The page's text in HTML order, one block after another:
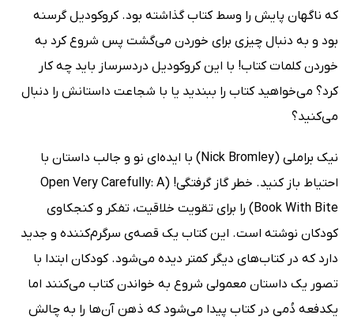
که ناگهان پایش را وسط کتاب گذاشته بود. کروکودیل گرسنه
بود و به دنبال چیزی برای خوردن می‌گشت پس شروع کرد به
خوردن کلمات کتاب! با این کروکودیل دردسرساز باید چه کار
کرد؟ می‌خواهید کتاب را ببندید یا با شجاعت داستانش را دنبال
می‌‌کنید؟
نیک براملی (Nick Bromley) با ایده‌ای نو و جالب داستان با
احتیاط باز کنید. خطر گاز گرفتگی! (Open Very Carefully: A
Book With Bite) را برای تقویت خلاقیت، تفکر و کنجکاوی
کودکان نوشته است. این کتاب یک قصه‌ی سرگرم‌کننده و جدید
دارد که در کتاب‌های دیگر کمتر دیده می‌شود. کودکان ابتدا با
تصور یک داستان معمولی شروع به خواندن کتاب می‌کنند اما
یکدفعه دُمی در کتاب پیدا می‌شود که ذهن آن‌ها را به چالش